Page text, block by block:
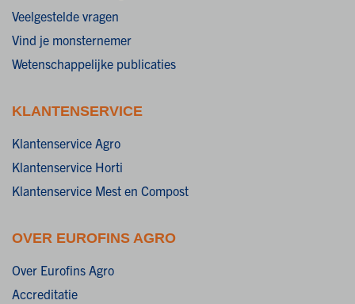
Veelgestelde vragen
Vind je monsternemer
Wetenschappelijke publicaties
KLANTENSERVICE
Klantenservice Agro
Klantenservice Horti
Klantenservice Mest en Compost
OVER EUROFINS AGRO
Over Eurofins Agro
Accreditatie